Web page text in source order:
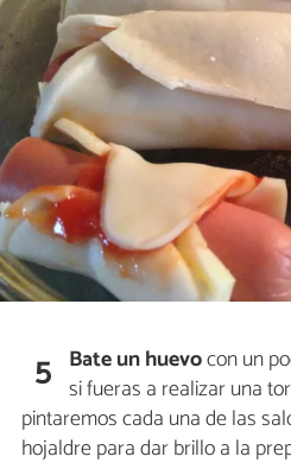
5 Bate un huevocon un
si fueras a realizar una
pintaremos cada una de las
hojaldre para dar brillo a la